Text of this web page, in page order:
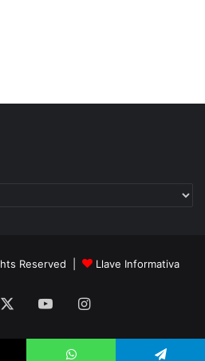
Reserved | Llave Informativa
YouTubeInstagram